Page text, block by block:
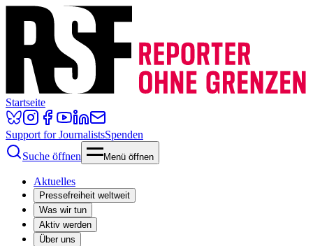
Startseite
Support for JournalistsSpenden
Suche öffnen
Menü öffnen
Aktuelles
Pressefreiheit weltweit
Was wir tun
Aktiv werden
Über uns